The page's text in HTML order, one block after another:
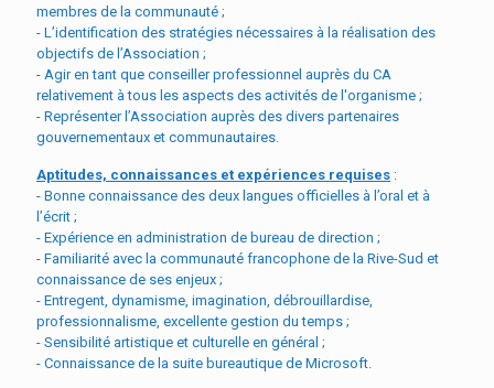
membres de la communauté ;
- L’identification des stratégies nécessaires à la réalisation des
objectifs de l’Association ;
- Agir en tant que conseiller professionnel auprès du CA
relativement à tous les aspects des activités de l'organisme ;
- Représenter l’Association auprès des divers partenaires
gouvernementaux et communautaires.
Aptitudes, connaissances et expériences requises :
- Bonne connaissance des deux langues officielles à l’oral et à
l’écrit ;
- Expérience en administration de bureau de direction ;
- Familiarité avec la communauté francophone de la Rive-Sud et
connaissance de ses enjeux ;
- Entregent, dynamisme, imagination, débrouillardise,
professionnalisme, excellente gestion du temps ;
- Sensibilité artistique et culturelle en général ;
- Connaissance de la suite bureautique de Microsoft.